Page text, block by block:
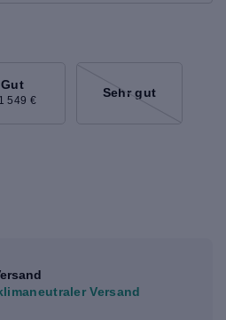
Gut
549 €
Sehr gut
Versand